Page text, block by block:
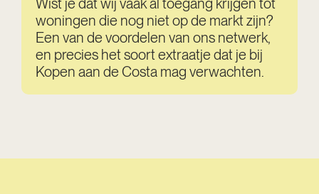
Wist je dat wij vaak al toegang krijgen tot
woningen die nog niet op de markt zijn?
Een van de voordelen van ons netwerk,
en precies het soort extraatje dat je bij
Kopen aan de Costa mag verwachten.